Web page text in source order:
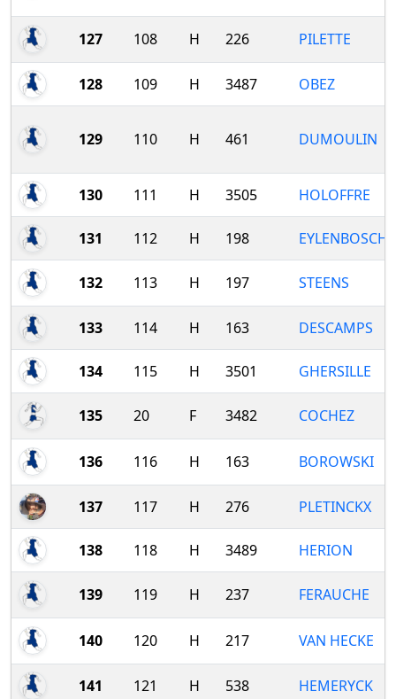
127 108 H 226 PILETTE
128 109 H 3487 OBEZ
129 110 H 461 DUMOULIN
130 111 H 3505 HOLOFFRE
131 112 H 198 EYLENBOSCH
132 113 H 197 STEENS
133 114 H 163 DESCAMPS
134 115 H 3501 GHERSILLE
135 20 F 3482 COCHEZ
136 116 H 163 BOROWSKI
137 117 H 276 PLETINCKX
138 118 H 3489 HERION
139 119 H 237 FERAUCHE
140 120 H 217 VAN HECKE
141 121 H 538 HEMERYCK